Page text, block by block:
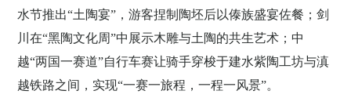
水节推出“土陶宴”，游客捏制陶坯后以傣族盛宴佐餐；剑
川在“黑陶文化周”中展示木雕与土陶的共生艺术；中
越“两国一赛道”自行车赛让骑手穿梭于建水紫陶工坊与滇
越铁路之间，实现“一赛一旅程，一程一风景”。